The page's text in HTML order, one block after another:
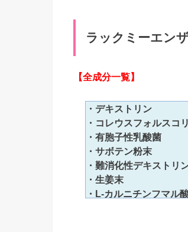
・カミツレ
・オトギリ草
・ニンドウ
・エゾウコギ
・セッコツボク
・アカメガシワ
・マタタビ
・アマヤズル
・南天の葉
ラックミーエン
【全成分一覧】
・デキストリン
・コレウスフォルスコ
・有胞子性乳酸菌
・サボテン粉末
・難消化性デキストリ
・生姜末
・L-カルニチンフマル